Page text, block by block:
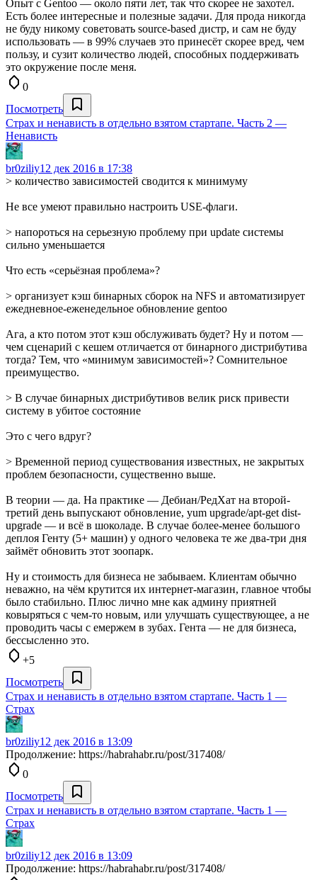
Опыт с Gentoo — около пяти лет, так что скорее не захотел.
Есть более интересные и полезные задачи. Для прода никогда
не буду никому советовать source-based дистр, и сам не буду
использовать — в 99% случаев это принесёт скорее вред, чем
пользу, и сузит количество людей, способных поддерживать
это окружение после меня.
0
Посмотреть
Страх и ненависть в отдельно взятом стартапе. Часть 2 —
Ненависть
br0ziliy12 дек 2016 в 17:38
> количество зависимостей сводится к минимуму
Не все умеют правильно настроить USE-флаги.
> напороться на серьезную проблему при update системы
сильно уменьшается
Что есть «серьёзная проблема»?
> организует кэш бинарных сборок на NFS и автоматизирует
ежедневное-еженедельное обновление gentoo
Ага, а кто потом этот кэш обслуживать будет? Ну и потом —
чем сценарий с кешем отличается от бинарного дистрибутива
тогда? Тем, что «минимум зависимостей»? Сомнительное
преимущество.
> В случае бинарных дистрибутивов велик риск привести
систему в убитое состояние
Это с чего вдруг?
> Временной период существования известных, не закрытых
проблем безопасности, существенно выше.
В теории — да. На практике — Дебиан/РедХат на второй-
третий день выпускают обновление, yum upgrade/apt-get dist-
upgrade — и всё в шоколаде. В случае более-менее большого
деплоя Генту (5+ машин) у одного человека те же два-три дня
займёт обновить этот зоопарк.
Ну и стоимость для бизнеса не забываем. Клиентам обычно
неважно, на чём крутится их интернет-магазин, главное чтобы
было стабильно. Плюс лично мне как админу приятней
ковыряться с чем-то новым, или улучшать существующее, а не
проводить часы с емержем в зубах. Гента — не для бизнеса,
бессысленно это.
+5
Посмотреть
Страх и ненависть в отдельно взятом стартапе. Часть 1 —
Cтрах
br0ziliy12 дек 2016 в 13:09
Продолжение: https://habrahabr.ru/post/317408/
0
Посмотреть
Страх и ненависть в отдельно взятом стартапе. Часть 1 —
Cтрах
br0ziliy12 дек 2016 в 13:09
Продолжение: https://habrahabr.ru/post/317408/